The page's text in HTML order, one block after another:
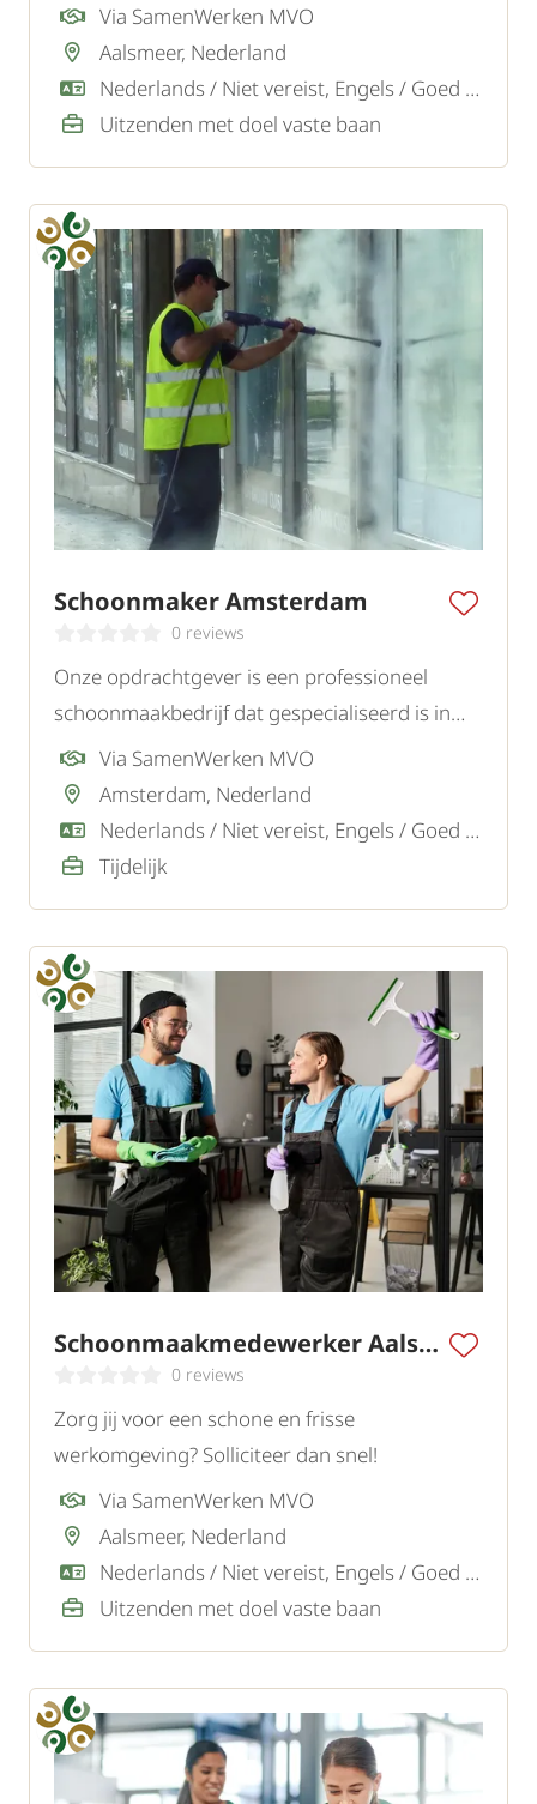
Via SamenWerken MVO
Aalsmeer, Nederland
Nederlands / Niet vereist, Engels / Goed / Voldoende
Uitzenden met doel vaste baan
Schoonmaker Amsterdam
0 reviews
Onze opdrachtgever is een professioneel
schoonmaakbedrijf dat gespecialiseerd is in
kantoor- en specialistische
schoonmaakprojecten in de regio Amsterdam,
Almere, Soest, Blaricum en omgeving. Wij
zoeken gemotiveerde schoonmaakmakers.
Via SamenWerken MVO
Amsterdam, Nederland
Nederlands / Niet vereist, Engels / Goed / Voldoende
Tijdelijk
Schoonmaakmedewerker Aalsmeer II
0 reviews
Zorg jij voor een schone en frisse
werkomgeving? Solliciteer dan snel!
Via SamenWerken MVO
Aalsmeer, Nederland
Nederlands / Niet vereist, Engels / Goed / Voldoende
Uitzenden met doel vaste baan